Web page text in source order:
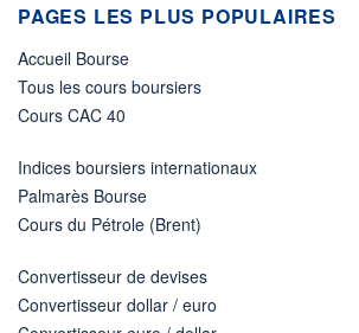
RISQUE DU FONDS (SRI)
5/7
PAGES LES PLUS POPULAIRES
Accueil Bourse
Tous les cours boursiers
Cours CAC 40
Indices boursiers internationaux
Palmarès Bourse
Cours du Pétrole (Brent)
Convertisseur de devises
Convertisseur dollar / euro